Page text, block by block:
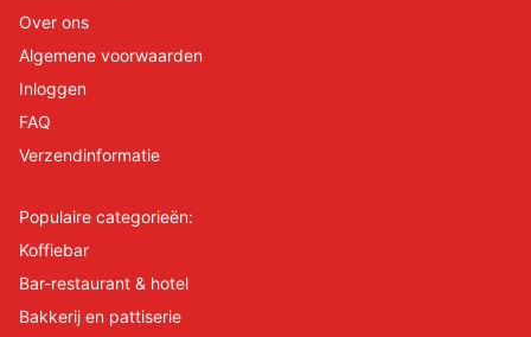
Over ons
Algemene voorwaarden
Inloggen
FAQ
Verzendinformatie
Populaire categorieën:
Koffiebar
Bar-restaurant & hotel
Bakkerij en pattiserie